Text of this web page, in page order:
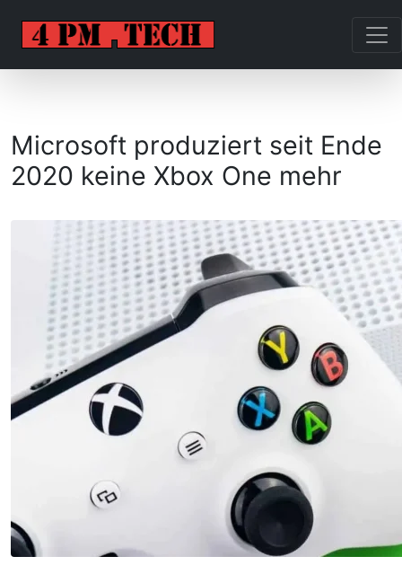
Microsoft produziert seit Ende
2020 keine Xbox One mehr